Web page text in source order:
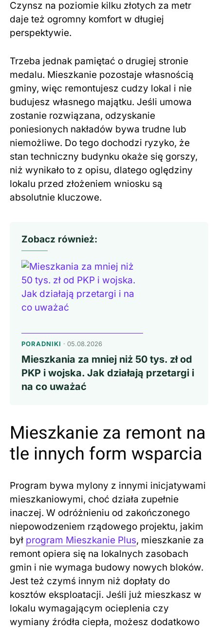
Czynsz na poziomie kilku złotych za metr
daje też ogromny komfort w długiej
perspektywie.
Trzeba jednak pamiętać o drugiej stronie
medalu. Mieszkanie pozostaje własnością
gminy, więc remontujesz cudzy lokal i nie
budujesz własnego majątku. Jeśli umowa
zostanie rozwiązana, odzyskanie
poniesionych nakładów bywa trudne lub
niemożliwe. Do tego dochodzi ryzyko, że
stan techniczny budynku okaże się gorszy,
niż wynikało to z opisu, dlatego oględziny
lokalu przed złożeniem wniosku są
absolutnie kluczowe.
Zobacz również:
PORADNIKI · 05.08.2026
Mieszkania za mniej niż 50 tys. zł od
PKP i wojska. Jak działają przetargi i
na co uważać
Mieszkanie za remont na
tle innych form wsparcia
Program bywa mylony z innymi inicjatywami
mieszkaniowymi, choć działa zupełnie
inaczej. W odróżnieniu od zakończonego
niepowodzeniem rządowego projektu, jakim
był program Mieszkanie Plus, mieszkanie za
remont opiera się na lokalnych zasobach
gmin i nie wymaga budowy nowych bloków.
Jest też czymś innym niż dopłaty do
kosztów eksploatacji. Jeśli już mieszkasz w
lokalu wymagającym ocieplenia czy
wymiany źródła ciepła, możesz dodatkowo